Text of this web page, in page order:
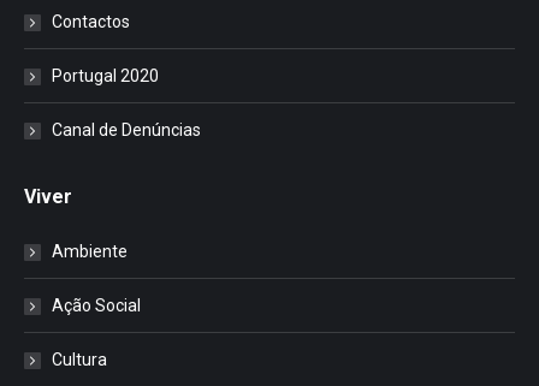
Contactos
Portugal 2020
Canal de Denúncias
Viver
Ambiente
Ação Social
Cultura